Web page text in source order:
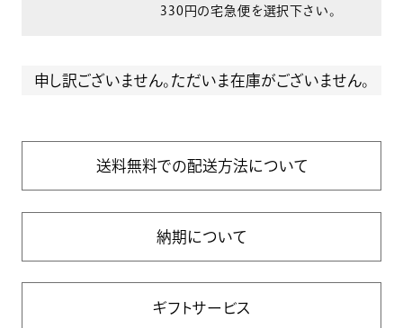
330円の宅急便を選択下さい。
申し訳ございません。ただいま在庫がございません。
送料無料での配送方法について
納期について
ギフトサービス